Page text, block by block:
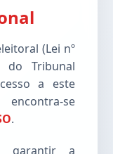
(Lei nº
do Tribunal
a este
se
.
garantir a